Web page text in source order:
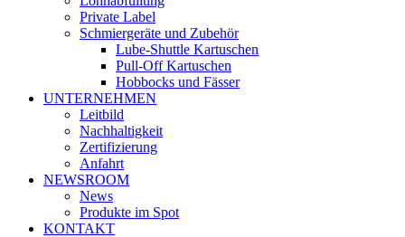
Private Label
Schmiergeräte und Zubehör
Lube-Shuttle Kartuschen
Pull-Off Kartuschen
Hobbocks und Fässer
UNTERNEHMEN
Leitbild
Nachhaltigkeit
Zertifizierung
Anfahrt
NEWSROOM
News
Produkte im Spot
KONTAKT